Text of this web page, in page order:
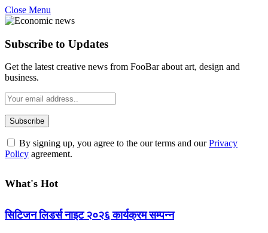
Close Menu
Subscribe to Updates
Get the latest creative news from FooBar about art, design and
business.
By signing up, you agree to the our terms and ourPrivacy
Policy agreement.
What's Hot
सिटिजन लिडर्स नाइट २०२६ कार्यक्रम सम्पन्न